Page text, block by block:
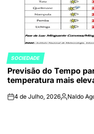
POSTED
IN
SOCIEDADE
Previsão do Tempo
temperatura mais
on4 de Julho, 2026Publicado
Naldo